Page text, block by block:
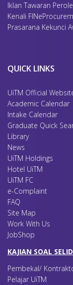
Iklan Tawaran
Kenali
Prasarana Kekunci
QUICK LINKS
UiTM Official
Academic Calendar
Intake Calendar
Graduate Quick
Library
News
UiTM Holdings
Hotel UiTM
UiTM FC
e-Complaint
FAQ
Site Map
Work With Us
JobShop
KAJIAN SOAL
Pembekal/
Pelajar UiTM